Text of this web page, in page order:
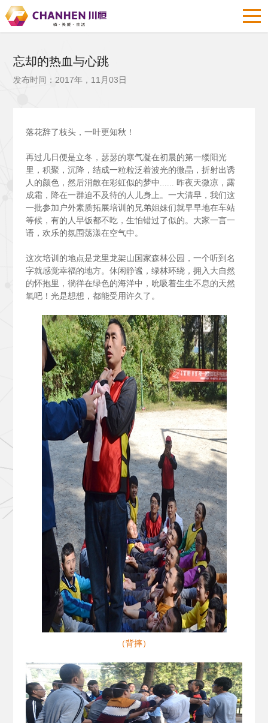
忘却的热血与心跳
发布时间：2017年，11月03日
落花辞了枝头，一叶更知秋！
再过几日便是立冬，瑟瑟的寒气凝在初晨的第一缕阳光
里，积聚，沉降，结成一粒粒泛着波光的微晶，折射出诱
人的颜色，然后消散在彩虹似的梦中...... 昨夜天微凉，露
成霜，降在一群迫不及待的人儿身上。一大清早，我们这
一批参加户外素质拓展培训的兄弟姐妹们就早早地在车站
等候，有的人早饭都不吃，生怕错过了似的。大家一言一
语，欢乐的氛围荡漾在空气中。
这次培训的地点是龙里龙架山国家森林公园，一个听到名
字就感觉幸福的地方。休闲静谧，绿林环绕，拥入大自然
的怀抱里，徜徉在绿色的海洋中，吮吸着生生不息的天然
氧吧！光是想想，都能受用许久了。
（背摔）